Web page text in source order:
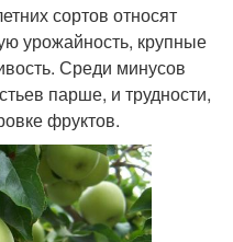
сортов относят
урожайность, крупные
Среди минусов
парше, и трудности,
фруктов.